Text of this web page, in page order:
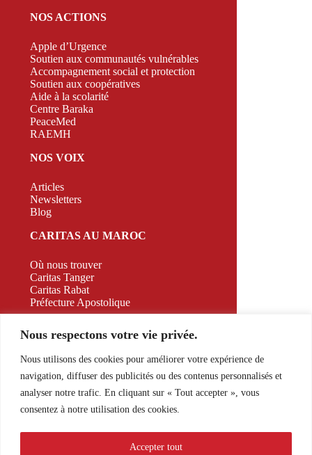
Nous respectons votre vie privée.
Nous utilisons des cookies pour améliorer votre expérience de
navigation, diffuser des publicités ou des contenus personnalisés et
analyser notre trafic. En cliquant sur « Tout accepter », vous
consentez à notre utilisation des cookies.
Accepter tout
NOS ACTIONS
Apple d’Urgence
Soutien aux communautés vulnérables
Accompagnement social et protection
Soutien aux coopératives
Aide à la scolarité
Centre Baraka
PeaceMed
RAEMH
NOS VOIX
Articles
Newsletters
Blog
CARITAS AU MAROC
Où nous trouver
Caritas Tanger
Caritas Rabat
Préfecture Apostolique
526 Appt A2 RDC Bd. Allal El Fassi, Marrakech,
Morocco
E-mail:contact@caritasmaroc.com